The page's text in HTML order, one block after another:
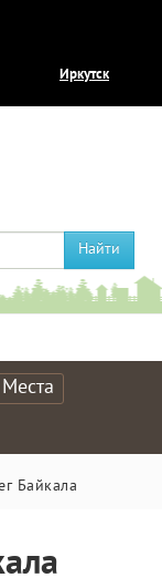
Иркутск
Найти
Места
Байкала